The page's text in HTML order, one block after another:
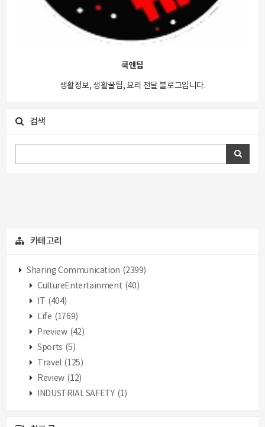
쿡앤팁
생활정보, 생활꿀팁, 요리 전달 블로그입니다.
검색
카테고리
Sharing Communication (2399)
CultureEntertainment (40)
(404)
Life (1769)
Preview (42)
Sports (5)
Travel (125)
Review (12)
INDUSTRIAL SAFETY (1)